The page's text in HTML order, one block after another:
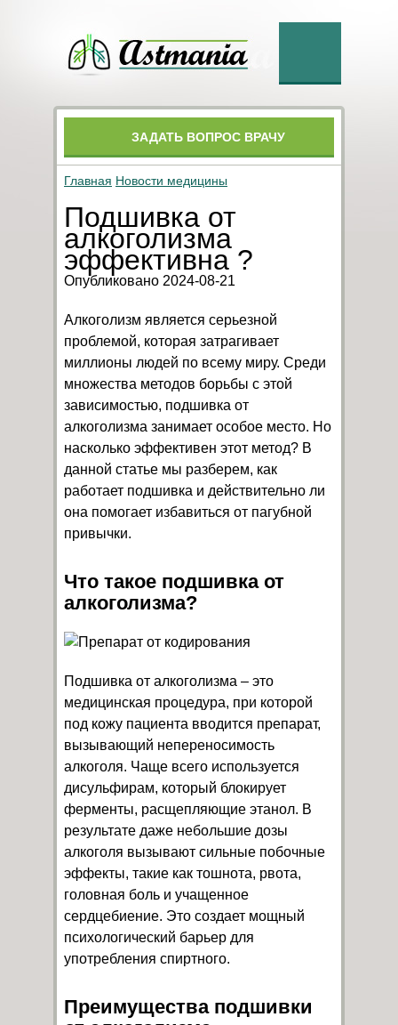
ЗАДАТЬ ВОПРОС ВРАЧУ
Главная Новости медицины
Подшивка от
алкоголизма
эффективна ?
Опубликовано 2024-08-21
Алкоголизм является серьезной
проблемой, которая затрагивает
миллионы людей по всему миру. Среди
множества методов борьбы с этой
зависимостью, подшивка от
алкоголизма занимает особое место. Но
насколько эффективен этот метод? В
данной статье мы разберем, как
работает подшивка и действительно ли
она помогает избавиться от пагубной
привычки.
Что такое подшивка от
алкоголизма?
Подшивка от алкоголизма – это
медицинская процедура, при которой
под кожу пациента вводится препарат,
вызывающий непереносимость
алкоголя. Чаще всего используется
дисульфирам, который блокирует
ферменты, расщепляющие этанол. В
результате даже небольшие дозы
алкоголя вызывают сильные побочные
эффекты, такие как тошнота, рвота,
головная боль и учащенное
сердцебиение. Это создает мощный
психологический барьер для
употребления спиртного.
Преимущества подшивки